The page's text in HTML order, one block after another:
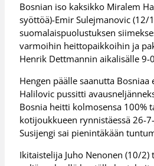
Bosnian iso kaksikko Miralem
syöttöä)-Emir Sulejmanovic (12/
suomalaispuolustuksen
varmoihin heittopaikkoihin ja
Henrik Dettmannin aikalisälle 9-
Hengen päälle saanutta
Halilovic pussitti
Bosnia heitti kolmosensa 100%
kotijoukkueen rynnistäessä 26-
Susijengi sai pienintäkään
Ikitaistelija Juho Nenonen (10/2)